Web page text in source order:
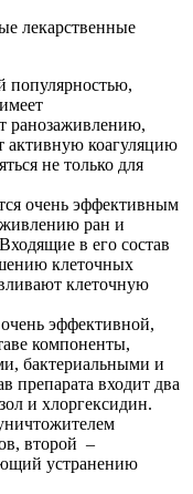
лекарственные
популярностью,
ранозаживлению,
активную коагуляцию
не только для
очень эффективным
ран и
в его состав
клеточных
клеточную
эффективной,
компоненты,
бактериальными и
препарата входит два
и хлоргексидин.
второй –
устранению